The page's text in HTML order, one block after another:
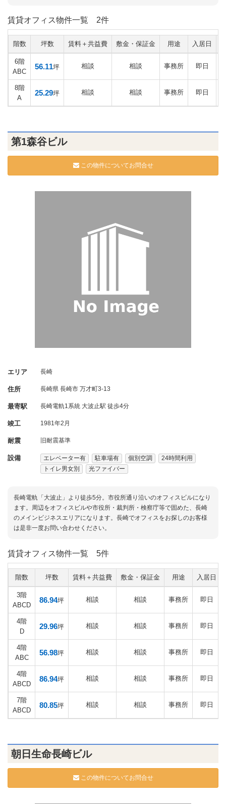
賃貸オフィス物件一覧 2件
階数 坪数 賃料＋共益費 敷金・保証金 用途 入居日
6階
ABC
56.11坪 相談 相談 事務所 即日
8階
A
25.29坪 相談 相談 事務所 即日
第1森谷ビル
この物件についてお問合せ
エリア 長崎
住所 長崎県 長崎市 万才町3-13
最寄駅 長崎電軌1系統 大波止駅 徒歩4分
竣工 1981年2月
耐震 旧耐震基準
設備 エレベーター有 駐車場有 個別空調
24時間利用
トイレ男女別
光ファイバー
長崎電軌「大波止」より徒歩5分。市役所通り沿いのオフィスビルになり
ます。周辺をオフィスビルや市役所・裁判所・検察庁等で固めた、長崎
のメインビジネスエリアになります。長崎でオフィスをお探しのお客様
は是非一度お問い合わせください。
賃貸オフィス物件一覧 5件
階数 坪数 賃料＋共益費 敷金・保証金 用途 入居日
3階
ABCD
86.94坪 相談 相談 事務所 即日
4階
D
29.96坪 相談 相談 事務所 即日
4階
ABC
56.98坪 相談 相談 事務所 即日
4階
ABCD
86.94坪 相談 相談 事務所 即日
7階
ABCD
80.85坪 相談 相談 事務所 即日
朝日生命長崎ビル
この物件についてお問合せ